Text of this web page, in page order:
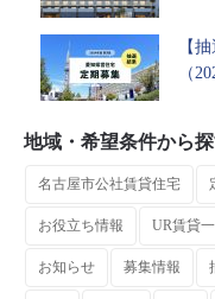
【
（
地域・希望条件から
名古屋市公社賃貸住宅
お役立ち情報 UR賃貸
お知らせ 募集情報